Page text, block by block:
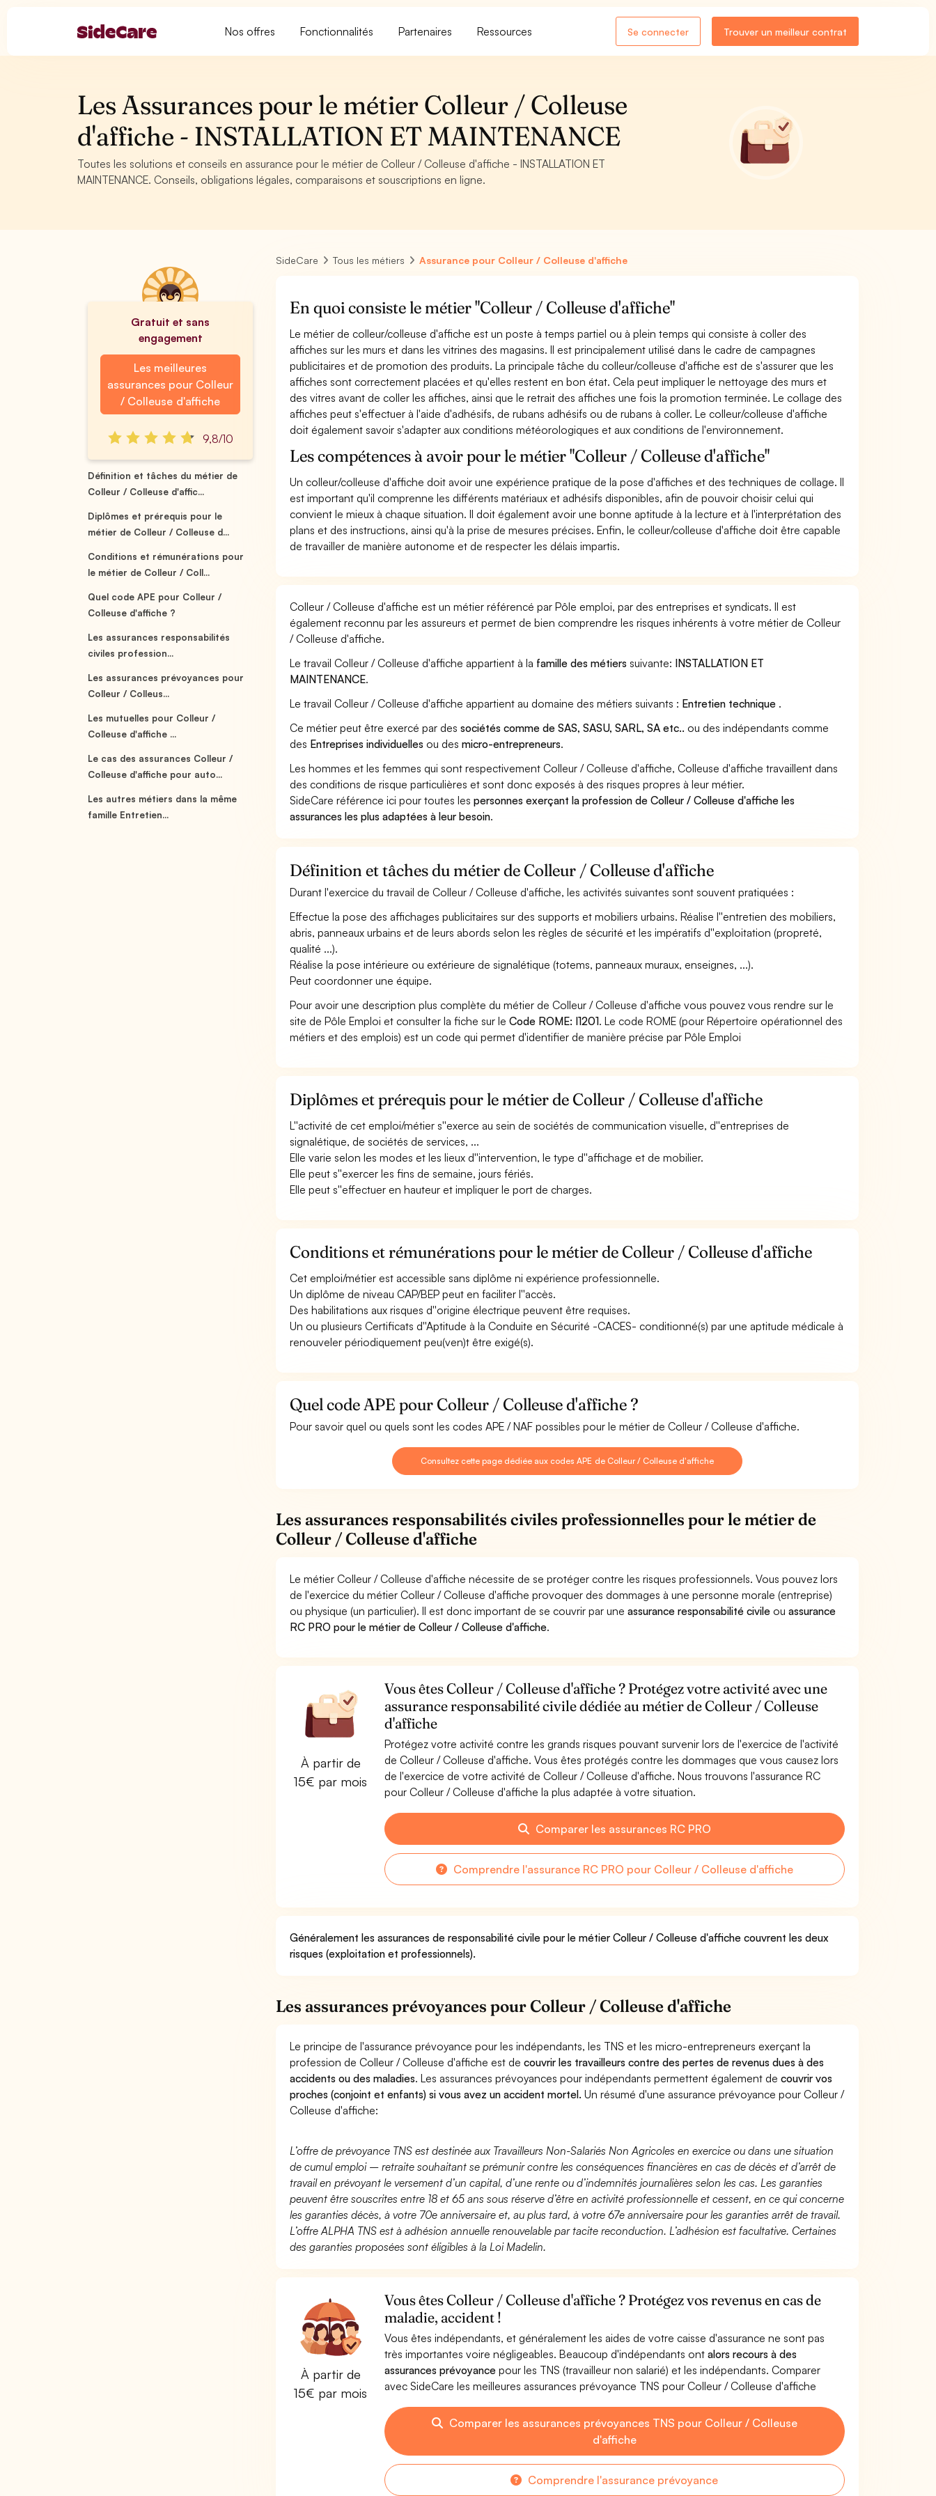
Nos offres Fonctionnalités Partenaires Ressources Se connecter Trouver un meilleur contrat
Les Assurances pour le métier Colleur / Colleuse
d'affiche - INSTALLATION ET MAINTENANCE
Toutes les solutions et conseils en assurance pour le métier de Colleur / Colleuse d'affiche - INSTALLATION ET
MAINTENANCE. Conseils, obligations légales, comparaisons et souscriptions en ligne.
Gratuit et sans
engagement
Les meilleures
assurances pour Colleur
/ Colleuse d'affiche
9,8/10
Définition et tâches du métier de
Colleur / Colleuse d'affic...
Diplômes et prérequis pour le
métier de Colleur / Colleuse d...
Conditions et rémunérations pour
le métier de Colleur / Coll...
Quel code APE pour Colleur /
Colleuse d'affiche ?
Les assurances responsabilités
civiles profession...
Les assurances prévoyances pour
Colleur / Colleus...
Les mutuelles pour Colleur /
Colleuse d'affiche ...
Le cas des assurances Colleur /
Colleuse d'affiche pour auto...
Les autres métiers dans la même
famille Entretien...
SideCare Tous les métiers Assurance pour Colleur / Colleuse d'affiche
En quoi consiste le métier "Colleur / Colleuse d'affiche"
Le métier de colleur/colleuse d'affiche est un poste à temps partiel ou à plein temps qui consiste à coller des
affiches sur les murs et dans les vitrines des magasins. Il est principalement utilisé dans le cadre de campagnes
publicitaires et de promotion des produits. La principale tâche du colleur/colleuse d'affiche est de s'assurer que les
affiches sont correctement placées et qu'elles restent en bon état. Cela peut impliquer le nettoyage des murs et
des vitres avant de coller les affiches, ainsi que le retrait des affiches une fois la promotion terminée. Le collage des
affiches peut s'effectuer à l'aide d'adhésifs, de rubans adhésifs ou de rubans à coller. Le colleur/colleuse d'affiche
doit également savoir s'adapter aux conditions météorologiques et aux conditions de l'environnement.
Les compétences à avoir pour le métier "Colleur / Colleuse d'affiche"
Un colleur/colleuse d'affiche doit avoir une expérience pratique de la pose d'affiches et des techniques de collage. Il
est important qu'il comprenne les différents matériaux et adhésifs disponibles, afin de pouvoir choisir celui qui
convient le mieux à chaque situation. Il doit également avoir une bonne aptitude à la lecture et à l'interprétation des
plans et des instructions, ainsi qu'à la prise de mesures précises. Enfin, le colleur/colleuse d'affiche doit être capable
de travailler de manière autonome et de respecter les délais impartis.
Colleur / Colleuse d'affiche est un métier référencé par Pôle emploi, par des entreprises et syndicats. Il est
également reconnu par les assureurs et permet de bien comprendre les risques inhérents à votre métier de Colleur
/ Colleuse d'affiche.
Le travail Colleur / Colleuse d'affiche appartient à la famille des métiers suivante: INSTALLATION ET
MAINTENANCE.
Le travail Colleur / Colleuse d'affiche appartient au domaine des métiers suivants : Entretien technique .
Ce métier peut être exercé par dessociétés comme de SAS, SASU, SARL, SA etc.. ou des indépendants comme
des Entreprises individuelles ou desmicro-entrepreneurs.
Les hommes et les femmes qui sont respectivement Colleur / Colleuse d'affiche, Colleuse d'affiche travaillent dans
des conditions de risque particulières et sont donc exposés à des risques propres à leur métier.
SideCare référence ici pour toutes lespersonnes exerçant la profession de Colleur / Colleuse d'affiche les
assurances les plus adaptées à leur besoin.
Définition et tâches du métier de Colleur / Colleuse d'affiche
Durant l'exercice du travail de Colleur / Colleuse d'affiche, les activités suivantes sont souvent pratiquées :
Effectue la pose des affichages publicitaires sur des supports et mobiliers urbains. Réalise l''entretien des mobiliers,
abris, panneaux urbains et de leurs abords selon les règles de sécurité et les impératifs d''exploitation (propreté,
qualité ...).
Réalise la pose intérieure ou extérieure de signalétique (totems, panneaux muraux, enseignes, ...).
Peut coordonner une équipe.
Pour avoir une description plus complète du métier de Colleur / Colleuse d'affiche vous pouvez vous rendre sur le
site de Pôle Emploi et consulter la fiche sur leCode ROME: I1201. Le code ROME (pour Répertoire opérationnel des
métiers et des emplois) est un code qui permet d'identifier de manière précise par Pôle Emploi
Diplômes et prérequis pour le métier de Colleur / Colleuse d'affiche
L''activité de cet emploi/métier s''exerce au sein de sociétés de communication visuelle, d''entreprises de
signalétique, de sociétés de services, ...
Elle varie selon les modes et les lieux d''intervention, le type d''affichage et de mobilier.
Elle peut s''exercer les fins de semaine, jours fériés.
Elle peut s''effectuer en hauteur et impliquer le port de charges.
Conditions et rémunérations pour le métier de Colleur / Colleuse d'affiche
Cet emploi/métier est accessible sans diplôme ni expérience professionnelle.
Un diplôme de niveau CAP/BEP peut en faciliter l''accès.
Des habilitations aux risques d''origine électrique peuvent être requises.
Un ou plusieurs Certificats d''Aptitude à la Conduite en Sécurité -CACES- conditionné(s) par une aptitude médicale à
renouveler périodiquement peu(ven)t être exigé(s).
Quel code APE pour Colleur / Colleuse d'affiche ?
Pour savoir quel ou quels sont les codes APE / NAF possibles pour le métier de Colleur / Colleuse d'affiche.
Consultez cette page dédiée aux codes APE de Colleur / Colleuse d'affiche
Les assurances responsabilités civiles professionnelles pour le métier de
Colleur / Colleuse d'affiche
Le métier Colleur / Colleuse d'affiche nécessite de se protéger contre les risques professionnels. Vous pouvez lors
de l'exercice du métier Colleur / Colleuse d'affiche provoquer des dommages à une personne morale (entreprise)
ou physique (un particulier). Il est donc important de se couvrir par uneassurance responsabilité civile ouassurance
RC PRO pour le métier de Colleur / Colleuse d'affiche.
À partir de
15€ par mois
Vous êtes Colleur / Colleuse d'affiche ? Protégez votre activité avec une
assurance responsabilité civile dédiée au métier de Colleur / Colleuse
d'affiche
Protégez votre activité contre les grands risques pouvant survenir lors de l'exercice de l'activité
de Colleur / Colleuse d'affiche. Vous êtes protégés contre les dommages que vous causez lors
de l'exercice de votre activité de Colleur / Colleuse d'affiche. Nous trouvons l'assurance RC
pour Colleur / Colleuse d'affiche la plus adaptée à votre situation.
Comparer les assurances RC PRO
Comprendre l'assurance RC PRO pour Colleur / Colleuse d'affiche
Généralement les assurances de responsabilité civile pour le métier Colleur / Colleuse d'affiche couvrent les deux
risques (exploitation et professionnels).
Les assurances prévoyances pour Colleur / Colleuse d'affiche
Le principe de l'assurance prévoyance pour les indépendants, les TNS et les micro-entrepreneurs exerçant la
profession de Colleur / Colleuse d'affiche est decouvrir les travailleurs contre des pertes de revenus dues à des
accidents ou des maladies. Les assurances prévoyances pour indépendants permettent également decouvrir vos
proches (conjoint et enfants) si vous avez un accident mortel. Un résumé d'une assurance prévoyance pour Colleur /
Colleuse d'affiche:
L’offre de prévoyance TNS est destinée aux Travailleurs Non-Salariés Non Agricoles en exercice ou dans une situation
de cumul emploi – retraite souhaitant se prémunir contre les conséquences financières en cas de décès et d’arrêt de
travail en prévoyant le versement d’un capital, d’une rente ou d’indemnités journalières selon les cas. Les garanties
peuvent être souscrites entre 18 et 65 ans sous réserve d’être en activité professionnelle et cessent, en ce qui concerne
les garanties décès, à votre 70e anniversaire et, au plus tard, à votre 67e anniversaire pour les garanties arrêt de travail.
L’offre ALPHA TNS est à adhésion annuelle renouvelable par tacite reconduction. L’adhésion est facultative. Certaines
des garanties proposées sont éligibles à la Loi Madelin.
À partir de
15€ par mois
Vous êtes Colleur / Colleuse d'affiche ? Protégez vos revenus en cas de
maladie, accident !
Vous êtes indépendants, et généralement les aides de votre caisse d'assurance ne sont pas
très importantes voire négligeables. Beaucoup d'indépendants ont alors recours à des
assurances prévoyancepour les TNS (travailleur non salarié) et les indépendants. Comparer
avec SideCare les meilleures assurances prévoyance TNS pour Colleur / Colleuse d'affiche
Comparer les assurances prévoyances TNS pour Colleur / Colleuse
d'affiche
Comprendre l'assurance prévoyance